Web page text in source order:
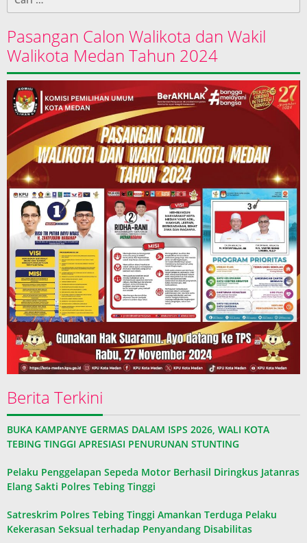
untuk:
Pasangan Calon Walikota dan Wakil
Walikota Medan Tahun 2024
Berita Terkini
BUKA KAMPANYE GERMAS DALAM ISPS 2026, WALI KOTA
TEBING TINGGI APRESIASI PENURUNAN STUNTING
Pelaku Penggelapan Sepeda Motor Berhasil Diringkus Jatanras
Elang Sakti Polres Tebing Tinggi
Satreskrim Polres Tebing Tinggi Amankan Terduga Pelaku
Kekerasan Seksual terhadap Penyandang Disabilitas